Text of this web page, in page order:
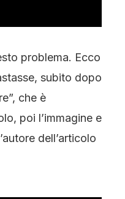
problema. Ecco
subito dopo
che è
poi l’immagine e
dell’articolo